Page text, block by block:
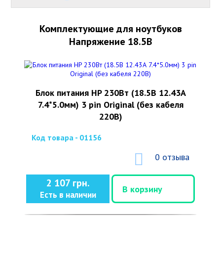
Комплектующие для ноутбуков
Напряжение 18.5В
Блок питания HP 230Вт (18.5В 12.43А
7.4*5.0мм) 3 pin Original (без кабеля
220В)
Код товара - 01156
0 отзыва
2 107 грн.
Есть в наличии
В корзину